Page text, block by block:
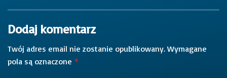
Dodaj komentarz
Twój adres email nie zostanie opublikowany. Wymagane
pola są oznaczone *